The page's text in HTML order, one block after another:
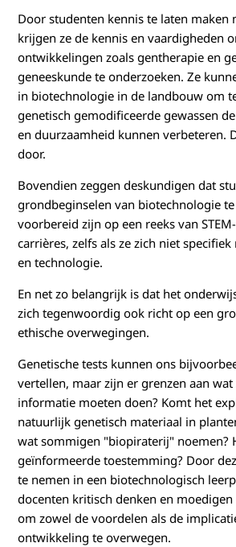
Door studenten kennis te laten maken
krijgen ze de kennis en vaardigheden
ontwikkelingen zoals gentherapie en
geneeskunde te onderzoeken. Ze
in biotechnologie in de landbouw om
genetisch gemodificeerde gewassen
en duurzaamheid kunnen verbeteren.
door.
Bovendien zeggen deskundigen dat
grondbeginselen van biotechnologie
voorbereid zijn op een reeks van
carrières, zelfs als ze zich niet
en technologie.
En net zo belangrijk is dat het
zich tegenwoordig ook richt op een
ethische overwegingen.
Genetische tests kunnen ons
vertellen, maar zijn er grenzen aan
informatie moeten doen? Komt het
natuurlijk genetisch materiaal in
wat sommigen "biopiraterij" noemen?
geïnformeerde toestemming? Door
te nemen in een biotechnologisch
docenten kritisch denken en moedigen
om zowel de voordelen als de
ontwikkeling te overwegen.